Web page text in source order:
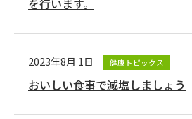
を行います。
2023年8月 1日 健康トピックス
おいしい食事で減塩しましょう